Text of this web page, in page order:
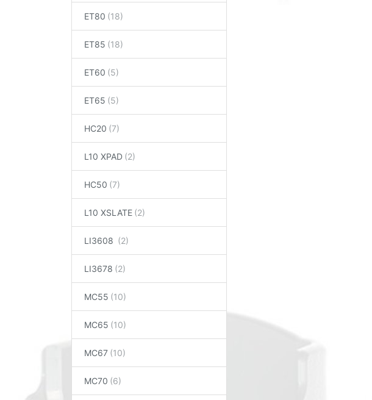
ET80
ET85
ET60
ET65
HC20
L10 XPAD
HC50
L10 XSLATE
LI3608
LI3678
MC55
MC65
MC67
MC70